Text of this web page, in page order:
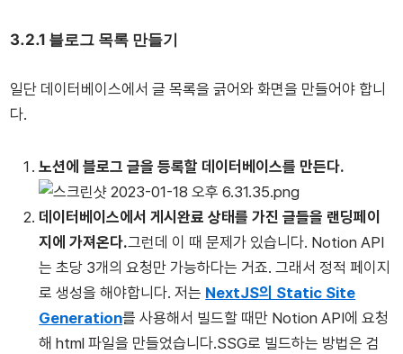
3.2.1 블로그 목록 만들기
일단 데이터베이스에서 글 목록을 긁어와 화면을 만들어야 합니
다.
노션에 블로그 글을 등록할 데이터베이스를 만든다.
데이터베이스에서 게시완료 상태를 가진 글들을 랜딩페이
지에 가져온다.그런데 이 때 문제가 있습니다. Notion API
는 초당 3개의 요청만 가능하다는 거죠. 그래서 정적 페이지
로 생성을 해야합니다. 저는 NextJS의 Static Site
Generation를 사용해서 빌드할 때만 Notion API에 요청
해 html 파일을 만들었습니다.SSG로 빌드하는 방법은 검